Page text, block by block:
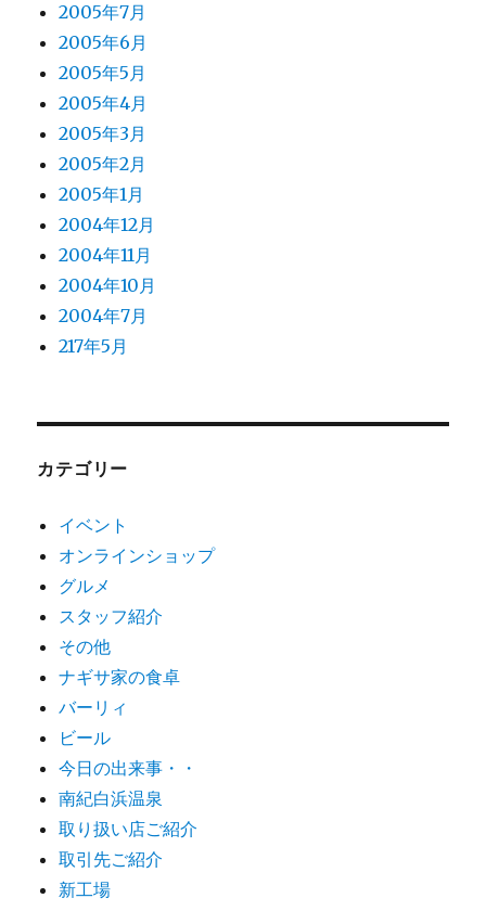
2005年7月
2005年6月
2005年5月
2005年4月
2005年3月
2005年2月
2005年1月
2004年12月
2004年11月
2004年10月
2004年7月
217年5月
カテゴリー
イベント
オンラインショップ
グルメ
スタッフ紹介
その他
ナギサ家の食卓
バーリィ
ビール
今日の出来事・・
南紀白浜温泉
取り扱い店ご紹介
取引先ご紹介
新工場